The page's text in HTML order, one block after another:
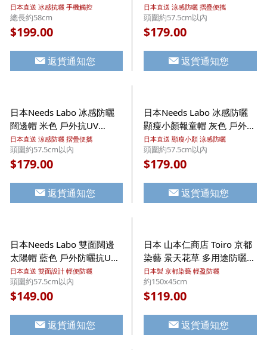
用 抗菌防臭 手機觸控 運動
防曬手袖 長手套款 (338)
【市集世界 - 日本市集】
日本直送 冰感抗曬 手機觸控
總長約58cm
$199.00
返貨通知您
UPF50+ 可摺疊 太陽帽 連防
風繩 (915)【市集世界 - 日本
市集】
日本直送 涼感防曬 摺疊便攜
頭圍約57.5cm以內
$179.00
返貨通知您
日本Needs Labo 冰感防曬
闊邊帽 米色 戶外抗UV
UPF50+ 可摺疊 太陽帽 連防
風繩 (922)【市集世界 - 日
本市集】
日本直送 涼感防曬 摺疊便攜
頭圍約57.5cm以內
$179.00
返貨通知您
日本Needs Labo 冰感防曬
顯瘦小顏報童帽 灰色 戶外抗
UV UPF50+ 可摺疊 太陽帽
連防風繩 (946)【市集世界 -
日本市集】
日本直送 顯瘦小顏 涼感防曬
頭圍約57.5cm以內
$179.00
返貨通知您
日本Needs Labo 雙面闊邊
太陽帽 藍色 戶外防曬抗UV
太陽帽 (682)【市集世界 -
日本市集】
日本直送 雙面設計 輕便防曬
頭圍約57.5cm以內
$149.00
返貨通知您
日本 山本仁商店 Toiro 京都
染藝 景天花草 多用途防曬披
肩 綠色 日本製 UV加工 純棉
紗巾圍巾【市集世界 - 日本
市集】
日本製 京都染藝 輕盈防曬
約150x45cm
$119.00
返貨通知您